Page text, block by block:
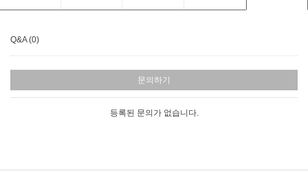
Q&A (0)
문의하기
등록된 문의가 없습니다.